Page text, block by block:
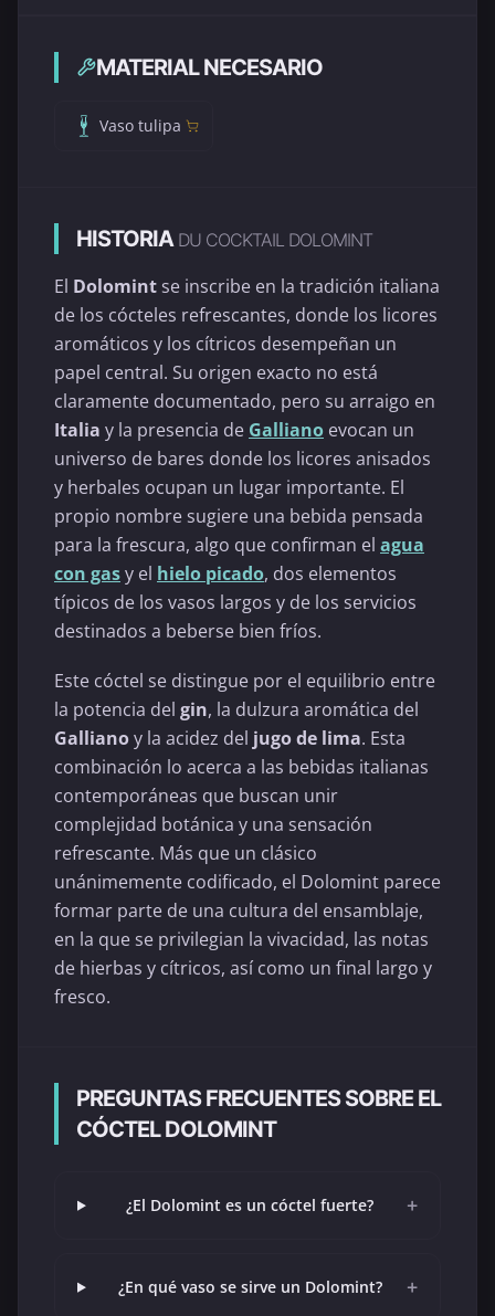
MATERIAL NECESARIO
Vaso tulipa
HISTORIA DU COCKTAIL DOLOMINT
El Dolomint se inscribe en la tradición italiana
de los cócteles refrescantes, donde los licores
aromáticos y los cítricos desempeñan un
papel central. Su origen exacto no está
claramente documentado, pero su arraigo en
Italia y la presencia de Galliano evocan un
universo de bares donde los licores anisados
y herbales ocupan un lugar importante. El
propio nombre sugiere una bebida pensada
para la frescura, algo que confirman el agua
con gasy el hielo picado, dos elementos
típicos de los vasos largos y de los servicios
destinados a beberse bien fríos.
Este cóctel se distingue por el equilibrio entre
la potencia del gin, la dulzura aromática del
Gallianoy la acidez del jugo de lima. Esta
combinación lo acerca a las bebidas italianas
contemporáneas que buscan unir
complejidad botánica y una sensación
refrescante. Más que un clásico
unánimemente codificado, el Dolomint parece
formar parte de una cultura del ensamblaje,
en la que se privilegian la vivacidad, las notas
de hierbas y cítricos, así como un final largo y
fresco.
PREGUNTAS FRECUENTES SOBRE EL
CÓCTEL DOLOMINT
¿El Dolomint es un cóctel fuerte? +
¿En qué vaso se sirve un Dolomint? +